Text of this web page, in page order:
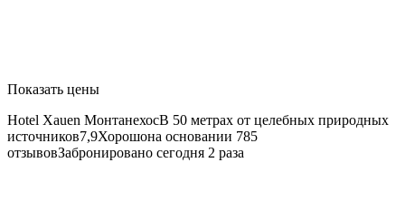
Показать цены
Hotel Xauen МонтанехосВ 50 метрах от целебных природных
источников7,9Хорошона основании 785
отзывовЗабронировано сегодня 2 раза